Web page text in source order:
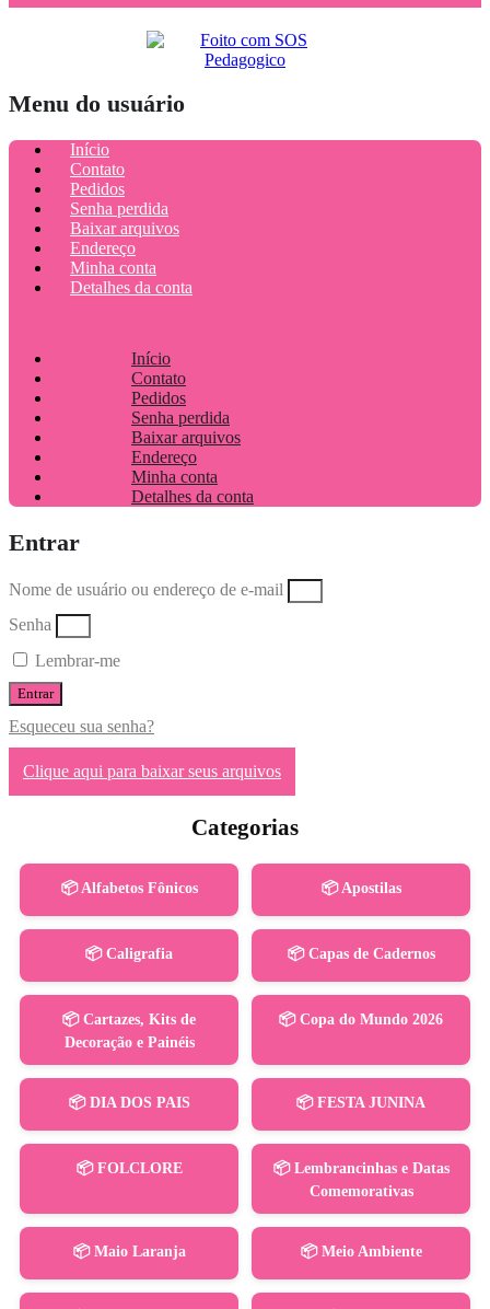
Menu do usuário
Início
Contato
Pedidos
Senha perdida
Baixar arquivos
Endereço
Minha conta
Detalhes da conta
Início
Contato
Pedidos
Senha perdida
Baixar arquivos
Endereço
Minha conta
Detalhes da conta
Entrar
Nome de usuário ou endereço de e-mail
Senha
Lembrar-me
Entrar
Esqueceu sua senha?
Clique aqui para baixar seus arquivos
Categorias
📦 Alfabetos Fônicos 📦 Apostilas
📦 Caligrafia 📦 Capas de Cadernos
📦 Cartazes, Kits de
Decoração e Painéis
📦 Copa do Mundo 2026
📦 DIA DOS PAIS 📦 FESTA JUNINA
📦 FOLCLORE
📦 Lembrancinhas e Datas
Comemorativas
📦 Maio Laranja 📦 Meio Ambiente